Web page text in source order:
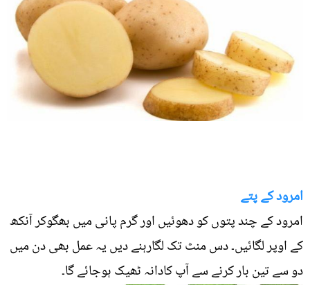
امرود کے پتے
امرود کے چند پتوں کو دھوئیں اور گرم پانی میں بھگوکر آنکھ
کے اوپر لگائیں۔ دس منٹ تک لگارہنے دیں یہ عمل بھی دن میں
دو سے تین بار کرنے سے آپ کادانہ ٹھیک ہوجائے گا۔